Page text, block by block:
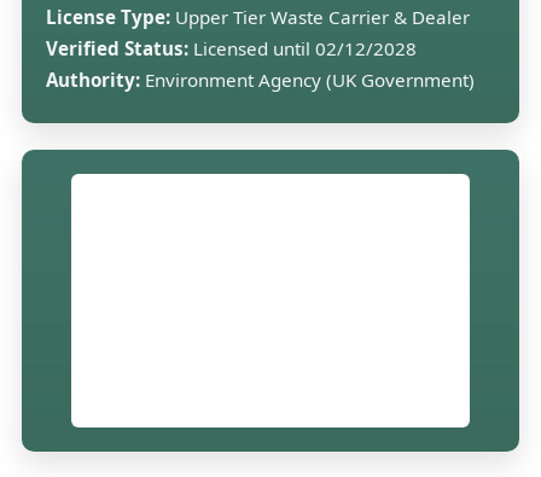
License Type: Upper Tier Waste Carrier & Dealer
Verified Status: Licensed until 02/12/2028
Authority: Environment Agency (UK Government)